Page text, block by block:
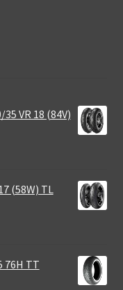
VR 18 (84V)
(58W) TL
76H TT